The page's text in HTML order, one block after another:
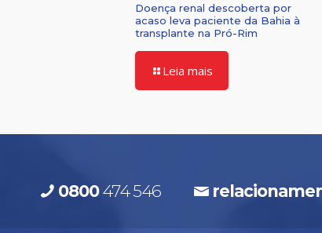
Doença renal descoberta por
acaso leva paciente da Bahia à
transplante na Pró-Rim
Leia mais
0800474 546